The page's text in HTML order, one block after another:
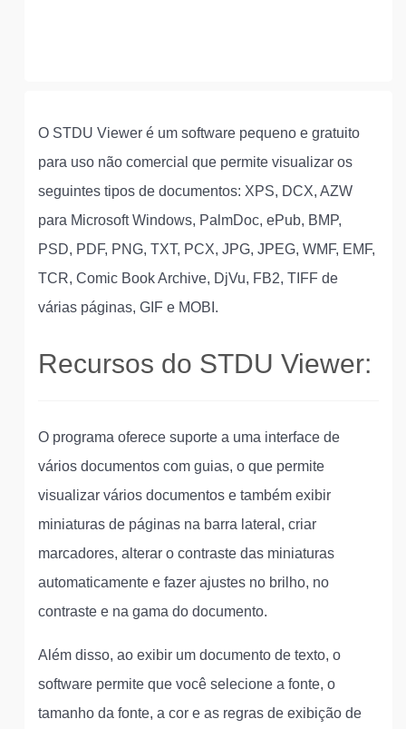
O STDU Viewer é um software pequeno e gratuito
para uso não comercial que permite visualizar os
seguintes tipos de documentos: XPS, DCX, AZW
para Microsoft Windows, PalmDoc, ePub, BMP,
PSD, PDF, PNG, TXT, PCX, JPG, JPEG, WMF, EMF,
TCR, Comic Book Archive, DjVu, FB2, TIFF de
várias páginas, GIF e MOBI.
Recursos do STDU Viewer:
O programa oferece suporte a uma interface de
vários documentos com guias, o que permite
visualizar vários documentos e também exibir
miniaturas de páginas na barra lateral, criar
marcadores, alterar o contraste das miniaturas
automaticamente e fazer ajustes no brilho, no
contraste e na gama do documento.
Além disso, ao exibir um documento de texto, o
software permite que você selecione a fonte, o
tamanho da fonte, a cor e as regras de exibição de